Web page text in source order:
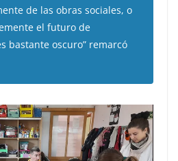
de las obras sociales, o
el futuro de
bastante oscuro” remarcó